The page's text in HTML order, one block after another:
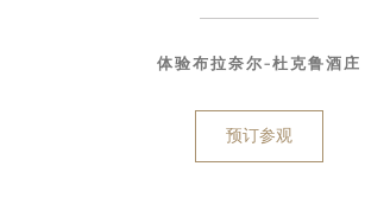
体验布拉奈尔-杜克鲁酒庄
预订参观